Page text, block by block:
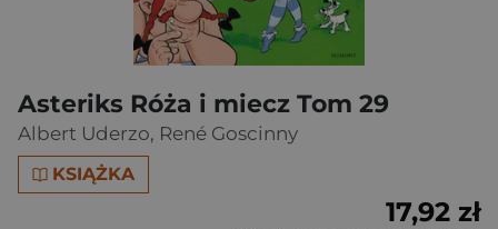
Asteriks Róża i miecz Tom 29
Albert Uderzo, René Goscinny
KSIĄŻKA
17,92 zł